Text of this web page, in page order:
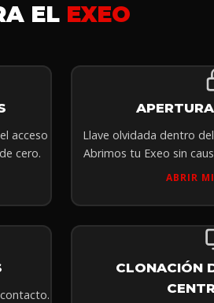
EL EXEO
acceso
cero.
Llave olvidada dentro
Abrimos tu Exeo sin
ABRIR
CLONACIÓN